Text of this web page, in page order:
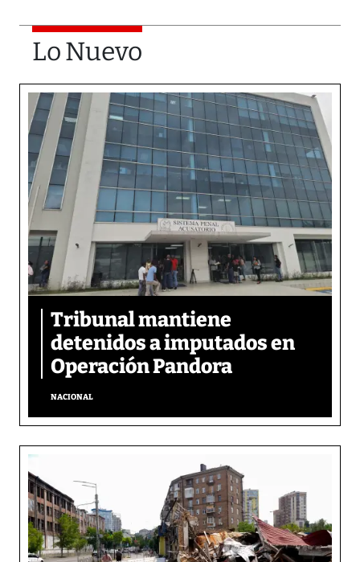
Lo Nuevo
Tribunal mantiene
detenidos a imputados en
Operación Pandora
NACIONAL